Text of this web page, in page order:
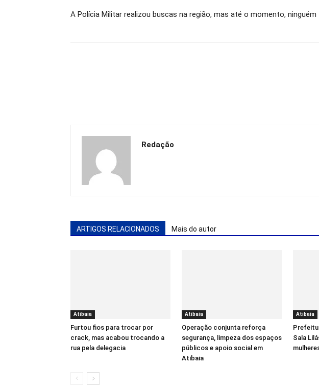
A Polícia Militar realizou buscas na região, mas até o momento,
Redação
ARTIGOS RELACIONADOS Mais do autor
Atibaia
Furtou fios para trocar por
crack, mas acabou trocando a
rua pela delegacia
Atibaia
Operação conjunta reforça
segurança, limpeza dos espaços
públicos e apoio social em
Atibaia
Atibaia
Sala